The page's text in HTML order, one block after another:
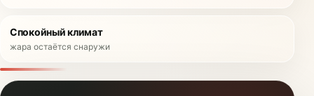
Спокойный климат
жара остаётся снаружи